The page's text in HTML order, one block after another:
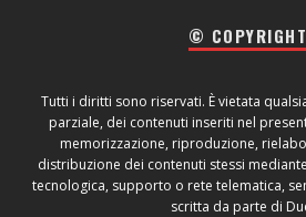
© COPYRIGHT
Tutti i diritti sono riservati. È vietata
parziale, dei contenuti inseriti nel
memorizzazione, riproduzione,
distribuzione dei contenuti stessi
tecnologica, supporto o rete telematica,
scritta da parte di